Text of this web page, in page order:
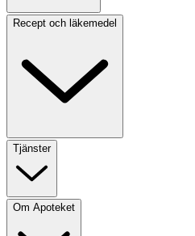
Recept och läkemedel
Tjänster
Om Apoteket